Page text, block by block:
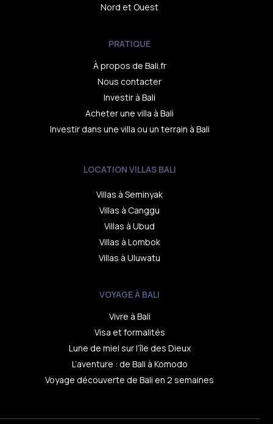
Nord et Ouest
PRATIQUE
À propos de Bali.fr
Nous contacter
Investir à Bali
Acheter une villa à Bali
Investir dans une villa ou un terrain à Bali
LOCATION VILLAS BALI
Villas à Seminyak
Villas à Canggu
Villas à Ubud
Villas à Lombok
Villas à Uluwatu
VOYAGE À BALI
Vivre à Bali
Visa et formalités
Lune de miel sur l’île des Dieux
L’aventure : de Bali à Komodo
Voyage découverte de Bali en 2 semaines